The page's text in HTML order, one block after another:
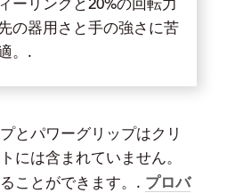
の器用さと手の強さに苦
。.
とパワーグリップはクリ
には含まれていません。
ことができます。. プロバ